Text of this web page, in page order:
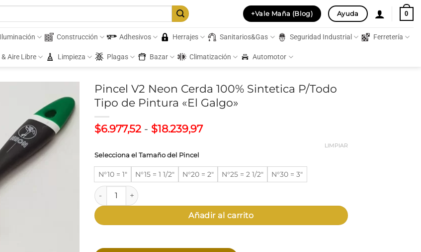
+Vale Maña (Blog) Ayuda 0
Iluminación Construcción Adhesivos Herrajes Sanitarios&Gas Seguridad Industrial Ferretería
Aire Libre Limpieza Plagas Bazar Climatización Automotor
Pincel V2 Neon Cerda 100% Sintetica P/Todo
Tipo de Pintura «El Galgo»
$6.977,52 - $18.239,97Rango
$6.977,52
hasta
Selecciona el Tamaño del Pincel
N°10 = 1" N°15 = 1 1/2" N°20 = 2" N°25 = 2 1/2" N°30 = 3"
LIMPIAR
Pincel V2 Neon Cerda 100% Sintetica P/Todo Tipo de Pintura "El Galgo" cantidad
Añadir al carrito